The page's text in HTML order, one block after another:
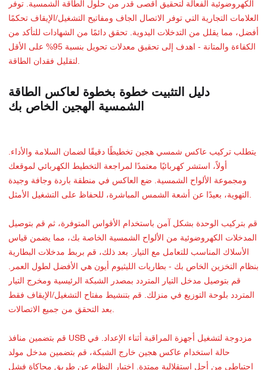
الكهروضوئية الفعالة لتحقيق أقصى قدر من حلول الطاقة الشمسية. توفر
العلامات التجارية التي توفر الاتصال الجاف ومفاتيح التشغيل/الإيقاف تحكمًا
أفضل، مما يقلل من التدخلات اليدوية. تحقق دائمًا من الشهادات للتأكد من
الكفاءة والمتانة - اهدف إلى تحقيق معدلات تحويل بنسبة 95% على الأقل
لتقليل فقدان الطاقة.
دليل التثبيت خطوة بخطوة لعاكس الطاقة
الشمسية الهجين الخاص بك
يتطلب تركيب عاكس شمسي هجين تخطيطًا دقيقًا لضمان السلامة والأداء.
أولاً، استشر كهربائيًا معتمدًا لمراجعة التخطيط الكهربائي لموقعك
ومجموعة الألواح الشمسية. ضع العاكس في منطقة باردة وجافة وجيدة
التهوية، بعيدًا عن أشعة الشمس المباشرة، للحفاظ على التشغيل الأمثل.
قم بتركيب الوحدة بشكل آمن باستخدام الأقواس المتوفرة، ثم قم بتوصيل
المدخلات الكهروضوئية من الألواح الشمسية الخاصة بك، مما يضمن قياس
الأسلاك المناسب للتعامل مع التيار. بعد ذلك، قم بربط مدخلات البطارية
بنظام التخزين الخاص بك - بطاريات الليثيوم أيون هي الأفضل لطول العمر.
قم بتوصيل مدخل التيار المتردد بمصدر الشبكة الرئيسية ومخرج التيار
المتردد بلوحة التوزيع في منزلك. قم بتنشيط مفتاح التشغيل/الإيقاف فقط
بعد التحقق من جميع الاتصالات.
قم بتضمين منافذ USB مزدوجة لتشغيل أجهزة المراقبة أثناء الإعداد. في
حالة استخدام عاكس هجين خارج الشبكة، قم بتضمين مدخل مولد
احتياطي من أجل استقلالية ممتدة. اختبار النظام عن طريق محاكاة فشل